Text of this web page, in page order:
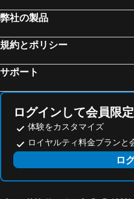
弊社の製品
規約とポリシー
サポート
ログインして会員限
体験をカスタマイズ
ロイヤルティ料金プランと
ロ